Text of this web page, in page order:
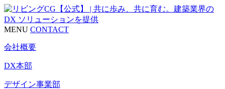
MENU CONTACT
会社概要
DX本部
デザイン事業部